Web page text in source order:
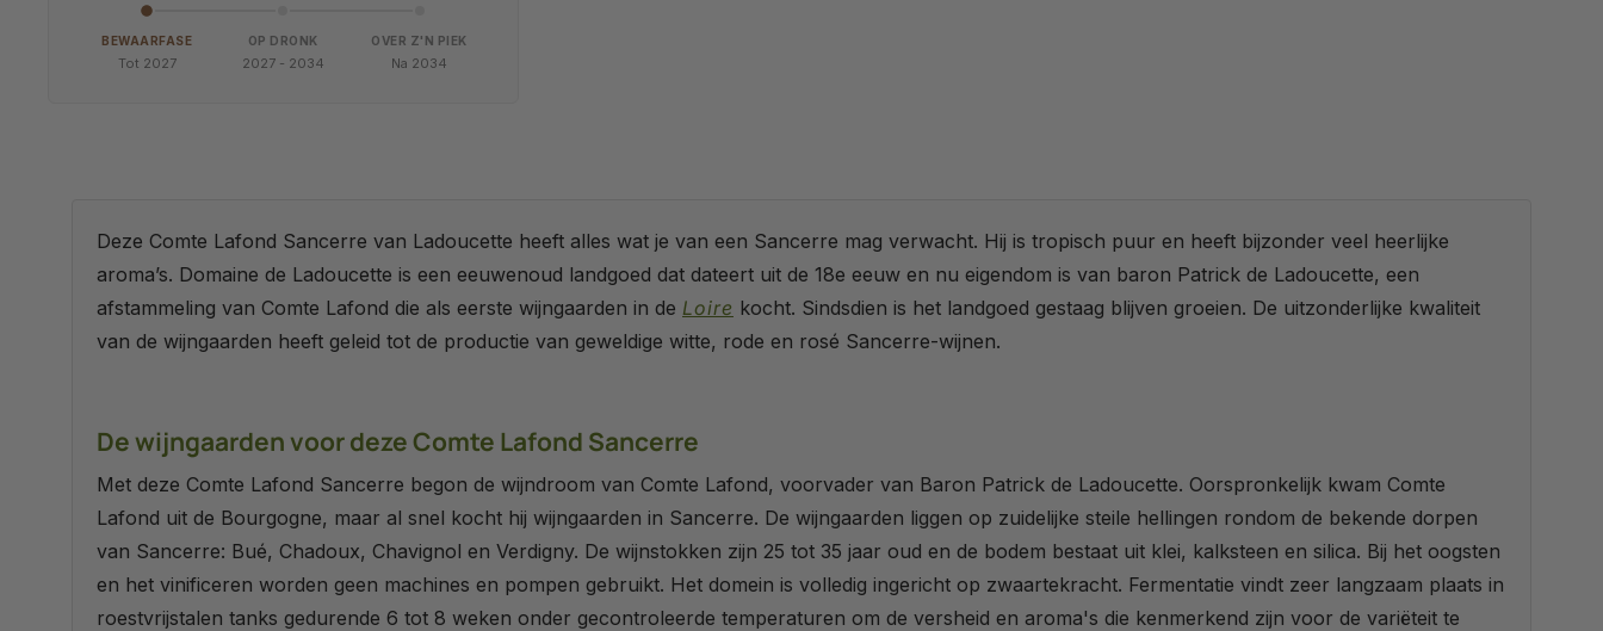
BEWAARFASE
Tot 2027
OP DRONK
2027 - 2034
OVER Z'N PIEK
Na 2034
Deze Comte Lafond Sancerre van Ladoucette heeft alles wat je van een Sancerre mag verwacht. Hij is tropisch puur en heeft bijzonder veel heerlijke
aroma’s. Domaine de Ladoucette is een eeuwenoud landgoed dat dateert uit de 18e eeuw en nu eigendom is van baron Patrick de Ladoucette, een
afstammeling van Comte Lafond die als eerste wijngaarden in de Loire kocht. Sindsdien is het landgoed gestaag blijven groeien. De uitzonderlijke kwaliteit
van de wijngaarden heeft geleid tot de productie van geweldige witte, rode en rosé Sancerre-wijnen.
De wijngaarden voor deze Comte Lafond Sancerre
Met deze Comte Lafond Sancerre begon de wijndroom van Comte Lafond, voorvader van Baron Patrick de Ladoucette. Oorspronkelijk kwam Comte
Lafond uit de Bourgogne, maar al snel kocht hij wijngaarden in Sancerre. De wijngaarden liggen op zuidelijke steile hellingen rondom de bekende dorpen
van Sancerre: Bué, Chadoux, Chavignol en Verdigny. De wijnstokken zijn 25 tot 35 jaar oud en de bodem bestaat uit klei, kalksteen en silica. Bij het oogsten
en het vinificeren worden geen machines en pompen gebruikt. Het domein is volledig ingericht op zwaartekracht. Fermentatie vindt zeer langzaam plaats in
roestvrijstalen tanks gedurende 6 tot 8 weken onder gecontroleerde temperaturen om de versheid en aroma's die kenmerkend zijn voor de variëteit te